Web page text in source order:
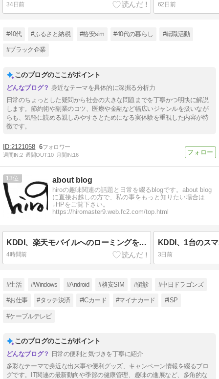
34日前 62日前
#40代 #ふるさと納税 #格安sim #40代の暮らし #転職活動
#ブラック企業
このブログのここがポイント
身近なテーマを具体的に深掘る分析力
日常のちょっとした疑問から社会の大きな問題までを丁寧かつ明快に解説
します。節約術や副業のコツ、医療や金融など幅広いジャンルを扱いなが
らも、気軽に読める親しみやすさとためになる実体験を重視した内容が特
徴です。
2121058 6
週間IN:2 週間OUT:10 月間IN:16
13 about blog
hiroの趣味関連の話題と日常を綴るblogです。about blog
に直接お越しの方で、私の事をもっと知りたい場合は
↓HPをご覧下さい。
https://hiromaster9.web.fc2.com/top.html
KDDI、楽天モバイルへのローミングを9月末で終了。
4時間前 3日前
#生活 #Windows #Android #格安SIM #健診 #中日ドラゴンズ
#お仕事 #タッチ決済 #ICカード #マイナカード #ISP
#ケーブルテレビ
このブログのここがポイント
日常の便利と気づきを丁寧に紹介
多彩なテーマで身近な出来事や便利グッズ、キャンペーン情報を綴るブロ
グです。IT関連の最新動向や季節の健康管理、趣味の進展など、多角的な